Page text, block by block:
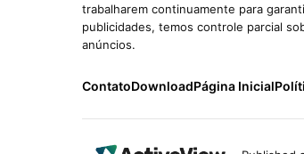
trabalharem continuamente para
publicidades, temos controle parcial
anúncios.
ContatoDownloadPágina Inicial